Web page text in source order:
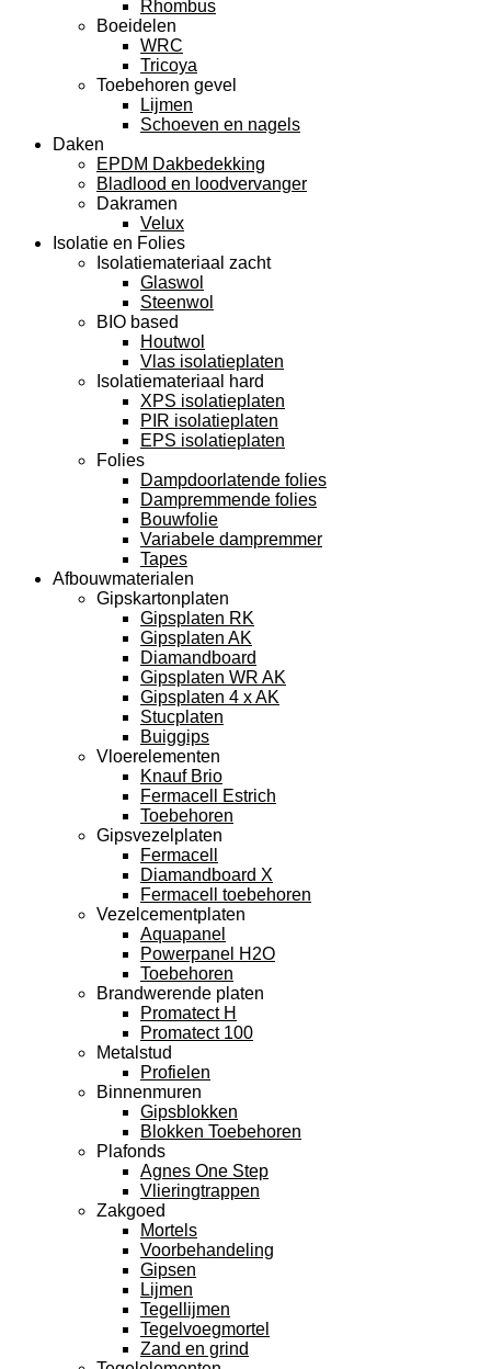
Rhombus
Boeidelen
WRC
Tricoya
Toebehoren gevel
Lijmen
Schoeven en nagels
Daken
EPDM Dakbedekking
Bladlood en loodvervanger
Dakramen
Velux
Isolatie en Folies
Isolatiemateriaal zacht
Glaswol
Steenwol
BIO based
Houtwol
Vlas isolatieplaten
Isolatiemateriaal hard
XPS isolatieplaten
PIR isolatieplaten
EPS isolatieplaten
Folies
Dampdoorlatende folies
Dampremmende folies
Bouwfolie
Variabele dampremmer
Tapes
Afbouwmaterialen
Gipskartonplaten
Gipsplaten RK
Gipsplaten AK
Diamandboard
Gipsplaten WR AK
Gipsplaten 4 x AK
Stucplaten
Buiggips
Vloerelementen
Knauf Brio
Fermacell Estrich
Toebehoren
Gipsvezelplaten
Fermacell
Diamandboard X
Fermacell toebehoren
Vezelcementplaten
Aquapanel
Powerpanel H2O
Toebehoren
Brandwerende platen
Promatect H
Promatect 100
Metalstud
Profielen
Binnenmuren
Gipsblokken
Blokken Toebehoren
Plafonds
Agnes One Step
Vlieringtrappen
Zakgoed
Mortels
Voorbehandeling
Gipsen
Lijmen
Tegellijmen
Tegelvoegmortel
Zand en grind